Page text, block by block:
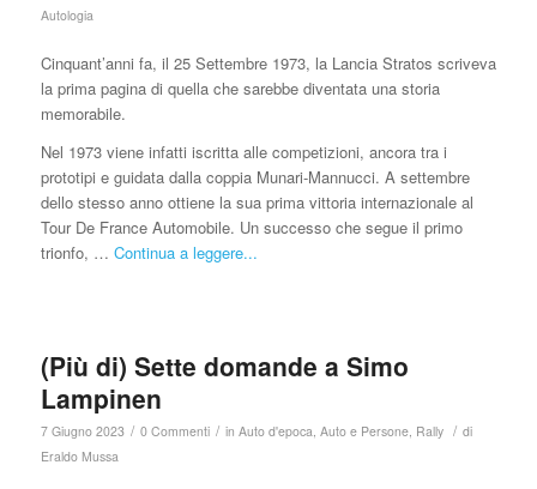
Autologia
Cinquant’anni fa, il 25 Settembre 1973, la Lancia Stratos scriveva
la prima pagina di quella che sarebbe diventata una storia
memorabile.
Nel 1973 viene infatti iscritta alle competizioni, ancora tra i
prototipi e guidata dalla coppia Munari-Mannucci. A settembre
dello stesso anno ottiene la sua prima vittoria internazionale al
Tour De France Automobile. Un successo che segue il primo
trionfo, … Continua a leggere...
(Più di) Sette domande a Simo
Lampinen
7 Giugno 2023 / 0 Commenti / in Auto d'epoca Auto e Persone, Rally / di
Eraldo Mussa